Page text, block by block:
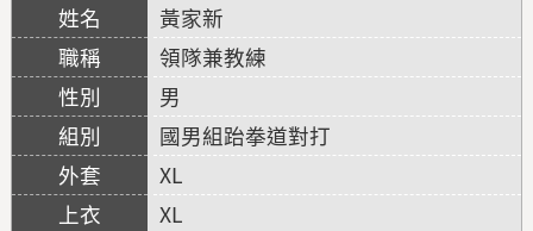
黃家新
領隊兼教練
男
國男組跆拳道對打
XL
XL